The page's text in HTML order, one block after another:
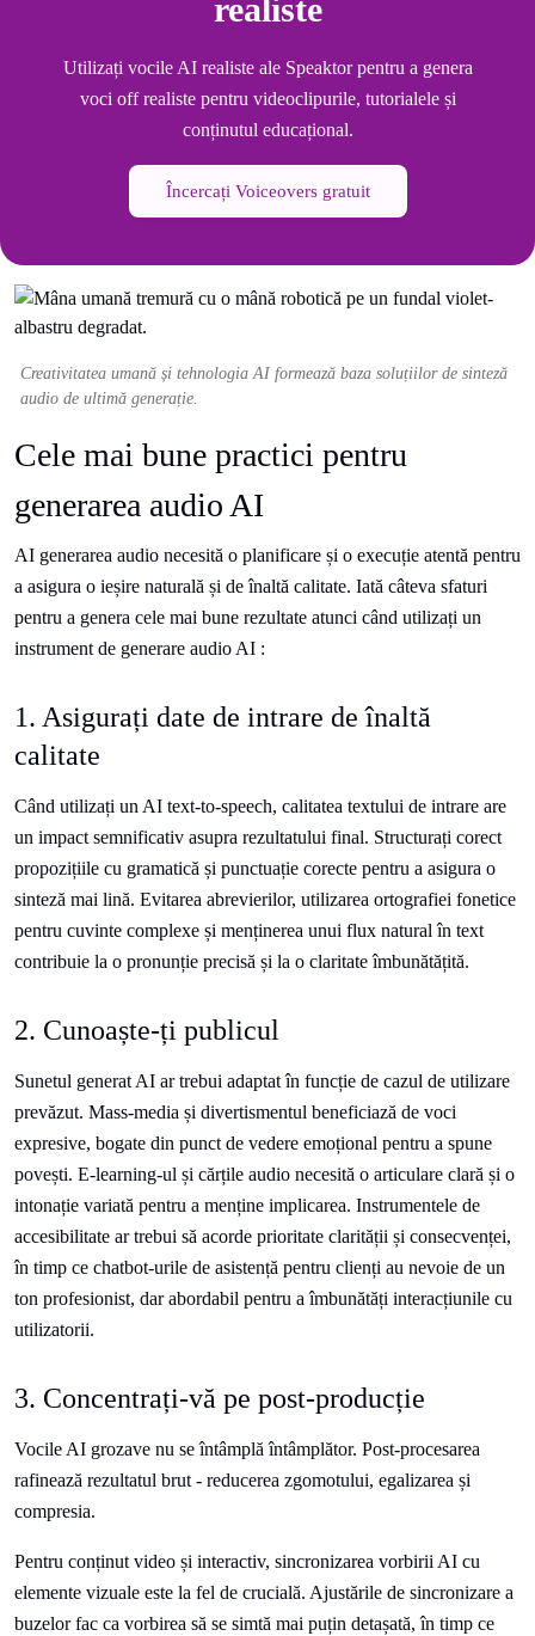
realiste
Utilizați vocile AI realiste ale Speaktor pentru a genera
voci off realiste pentru videoclipurile, tutorialele și
conținutul educațional.
Încercați Voiceovers gratuit
Creativitatea umană și tehnologia AI formează baza soluțiilor de sinteză
audio de ultimă generație.
Cele mai bune practici pentru
generarea audio AI
AI generarea audio necesită o planificare și o execuție atentă pentru
a asigura o ieșire naturală și de înaltă calitate. Iată câteva sfaturi
pentru a genera cele mai bune rezultate atunci când utilizați un
instrument de generare audio AI :
1. Asigurați date de intrare de înaltă
calitate
Când utilizați un AI text-to-speech, calitatea textului de intrare are
un impact semnificativ asupra rezultatului final. Structurați corect
propozițiile cu gramatică și punctuație corecte pentru a asigura o
sinteză mai lină. Evitarea abrevierilor, utilizarea ortografiei fonetice
pentru cuvinte complexe și menținerea unui flux natural în text
contribuie la o pronunție precisă și la o claritate îmbunătățită.
2. Cunoaște-ți publicul
Sunetul generat AI ar trebui adaptat în funcție de cazul de utilizare
prevăzut. Mass-media și divertismentul beneficiază de voci
expresive, bogate din punct de vedere emoțional pentru a spune
povești. E-learning-ul și cărțile audio necesită o articulare clară și o
intonație variată pentru a menține implicarea. Instrumentele de
accesibilitate ar trebui să acorde prioritate clarității și consecvenței,
în timp ce chatbot-urile de asistență pentru clienți au nevoie de un
ton profesionist, dar abordabil pentru a îmbunătăți interacțiunile cu
utilizatorii.
3. Concentrați-vă pe post-producție
Vocile AI grozave nu se întâmplă întâmplător. Post-procesarea
rafinează rezultatul brut - reducerea zgomotului, egalizarea și
compresia.
Pentru conținut video și interactiv, sincronizarea vorbirii AI cu
elemente vizuale este la fel de crucială. Ajustările de sincronizare a
buzelor fac ca vorbirea să se simtă mai puțin detașată, în timp ce